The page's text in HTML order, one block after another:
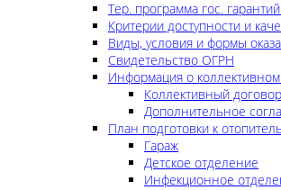
Тер. программа гос.
Критерии доступности и
Виды, условия и формы
Свидетельство ОГРН
Информация о
Коллективный договор
Дополнительное
План подготовки к
Гараж
Детское отделение
Инфекционное